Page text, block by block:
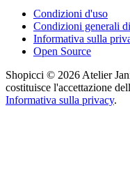
Condizioni d'uso
Condizioni generali
Informativa sulla
Open Source
Shopicci © 2026 Atelier
costituisce l'accettazione
Informativa sulla privacy.